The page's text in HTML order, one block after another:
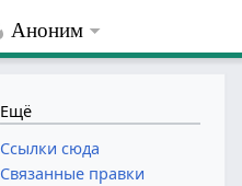
Аноним
Ещё
Ссылки сюда
Связанные правки